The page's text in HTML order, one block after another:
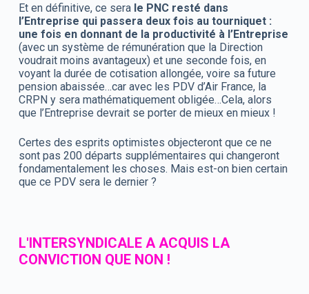
Et en définitive, ce sera le PNC resté dans
l’Entreprise qui passera deux fois au tourniquet :
une fois en donnant de la productivité à l’Entreprise
(avec un système de rémunération que la Direction
voudrait moins avantageux) et une seconde fois, en
voyant la durée de cotisation allongée, voire sa future
pension abaissée…car avec les PDV d’Air France, la
CRPN y sera mathématiquement obligée…Cela, alors
que l’Entreprise devrait se porter de mieux en mieux !
Certes des esprits optimistes objecteront que ce ne
sont pas 200 départs supplémentaires qui changeront
fondamentalement les choses. Mais est-on bien certain
que ce PDV sera le dernier ?
L'INTERSYNDICALE A ACQUIS LA
CONVICTION QUE NON !